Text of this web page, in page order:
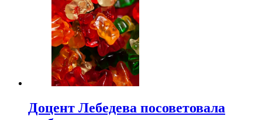
Доцент Лебедева посоветовала